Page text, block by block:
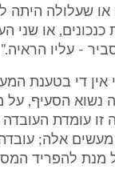
או שעלולה היתה
כנכונים, או שני
- עליו הראיה."
אין די בטענת
הסעיף, על
זו עומדת
מעשים אלה;
מנת להפריד